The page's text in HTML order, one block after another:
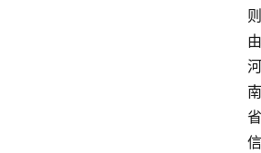
则
由
河
南
省
信